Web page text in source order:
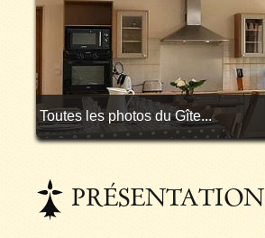
Toutes les photos du Gîte...
PRÉSENTATION